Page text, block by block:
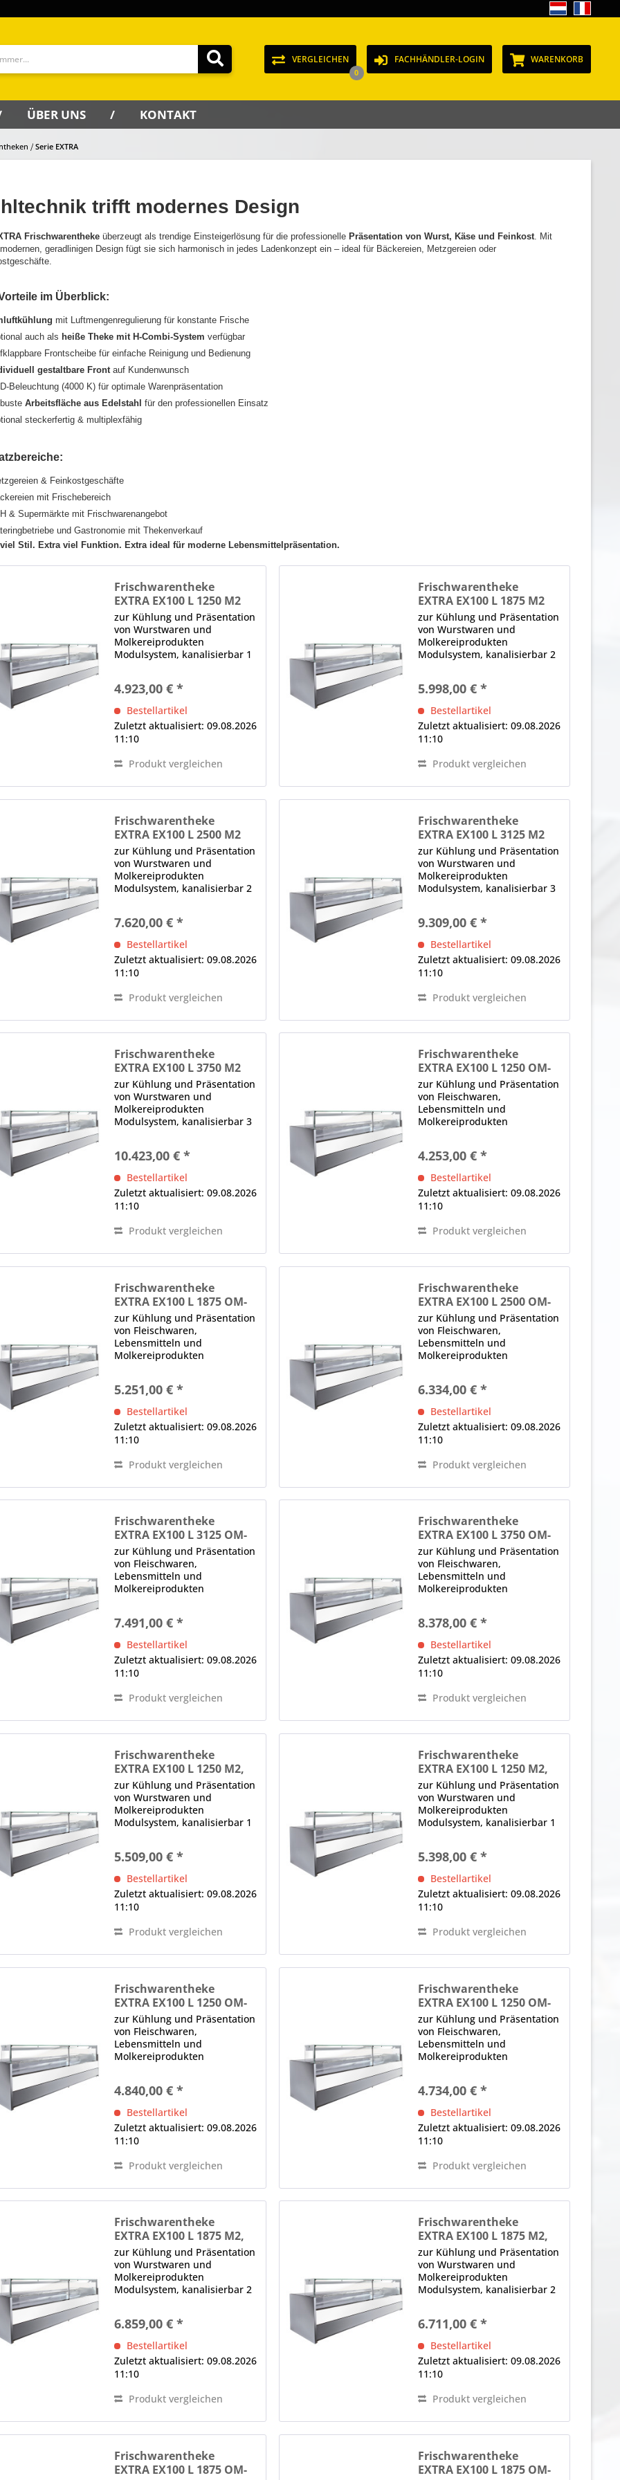
VERGLEICHEN
0
FACHHÄNDLER-LOGIN WARENKORB
ÜBER UNS KONTAKT
Serie EXTRA
trifft modernes Design
Frischwarentheke überzeugt als trendige Einsteigerlösung für die professionelle Präsentation von Wurst, Käse und Feinkost. Mit
geradlinigen Design fügt sie sich harmonisch in jedes Ladenkonzept ein – ideal für Bäckereien, Metzgereien oder
im Überblick:
mit Luftmengenregulierung für konstante Frische
auch als heiße Theke mit H-Combi-System verfügbar
Frontscheibe für einfache Reinigung und Bedienung
gestaltbare Frontauf Kundenwunsch
Beleuchtung (4000 K) für optimale Warenpräsentation
Arbeitsfläche aus Edelstahl für den professionellen Einsatz
steckerfertig & multiplexfähig
& Feinkostgeschäfte
mit Frischebereich
& Supermärkte mit Frischwarenangebot
und Gastronomie mit Thekenverkauf
Stil. Extra viel Funktion. Extra ideal für moderne Lebensmittelpräsentation.
Frischwarentheke
EXTRA EX100 L 1250 M2
zur Kühlung und Präsentation
von Wurstwaren und
Molkereiprodukten
Modulsystem, kanalisierbar 1
oben nach vorne kippbar,
Glasklemmen, Lieferung ohne
Seitenteile (Sonderzubehör)...
4.923,00 € *
Bestellartikel
Zuletzt aktualisiert: 09.08.2026
11:10
Produkt vergleichen
Frischwarentheke
EXTRA EX100 L 1875 M2
zur Kühlung und Präsentation
von Wurstwaren und
Molkereiprodukten
Modulsystem, kanalisierbar 2
oben nach vorne kippbar,
Glasklemmen, Lieferung ohne
Seitenteile (Sonderzubehör)...
5.998,00 € *
Bestellartikel
Zuletzt aktualisiert: 09.08.2026
11:10
Produkt vergleichen
Frischwarentheke
EXTRA EX100 L 2500 M2
zur Kühlung und Präsentation
von Wurstwaren und
Molkereiprodukten
Modulsystem, kanalisierbar 2
oben nach vorne kippbar,
Glasklemmen, Lieferung ohne
Seitenteile (Sonderzubehör)...
7.620,00 € *
Bestellartikel
Zuletzt aktualisiert: 09.08.2026
11:10
Produkt vergleichen
Frischwarentheke
EXTRA EX100 L 3125 M2
zur Kühlung und Präsentation
von Wurstwaren und
Molkereiprodukten
Modulsystem, kanalisierbar 3
oben nach vorne kippbar,
Glasklemmen, Lieferung ohne
Seitenteile (Sonderzubehör)...
9.309,00 € *
Bestellartikel
Zuletzt aktualisiert: 09.08.2026
11:10
Produkt vergleichen
Frischwarentheke
EXTRA EX100 L 3750 M2
zur Kühlung und Präsentation
von Wurstwaren und
Molkereiprodukten
Modulsystem, kanalisierbar 3
oben nach vorne kippbar,
Glasklemmen, Lieferung ohne
Seitenteile (Sonderzubehör)...
10.423,00 € *
Bestellartikel
Zuletzt aktualisiert: 09.08.2026
11:10
Produkt vergleichen
Frischwarentheke
EXTRA EX100 L 1250 OM-
R452 M2
zur Kühlung und Präsentation
von Fleischwaren,
Lebensmitteln und
Molkereiprodukten
gerade, H in mm: 590, von
oben nach vorne kippbar,
Glasklemmen, Lieferung ohne
Seitenteile...
4.253,00 € *
Bestellartikel
Zuletzt aktualisiert: 09.08.2026
11:10
Produkt vergleichen
Frischwarentheke
EXTRA EX100 L 1875 OM-
R452 M2
zur Kühlung und Präsentation
von Fleischwaren,
Lebensmitteln und
Molkereiprodukten
gerade, H in mm: 590, von
oben nach vorne kippbar,
Glasklemmen, Lieferung ohne
Seitenteile...
5.251,00 € *
Bestellartikel
Zuletzt aktualisiert: 09.08.2026
11:10
Produkt vergleichen
Frischwarentheke
EXTRA EX100 L 2500 OM-
R452 M2
zur Kühlung und Präsentation
von Fleischwaren,
Lebensmitteln und
Molkereiprodukten
gerade, H in mm: 590, von
oben nach vorne kippbar,
Glasklemmen, Lieferung ohne
Seitenteile...
6.334,00 € *
Bestellartikel
Zuletzt aktualisiert: 09.08.2026
11:10
Produkt vergleichen
Frischwarentheke
EXTRA EX100 L 3125 OM-
R452 M2
zur Kühlung und Präsentation
von Fleischwaren,
Lebensmitteln und
Molkereiprodukten
gerade, H in mm: 590, von
oben nach vorne kippbar,
Glasklemmen, Lieferung ohne
Seitenteile...
7.491,00 € *
Bestellartikel
Zuletzt aktualisiert: 09.08.2026
11:10
Produkt vergleichen
Frischwarentheke
EXTRA EX100 L 3750 OM-
R452 M2
zur Kühlung und Präsentation
von Fleischwaren,
Lebensmitteln und
Molkereiprodukten
gerade, H in mm: 590, von
oben nach vorne kippbar,
Glasklemmen, Lieferung ohne
Seitenteile...
8.378,00 € *
Bestellartikel
Zuletzt aktualisiert: 09.08.2026
11:10
Produkt vergleichen
Frischwarentheke
EXTRA EX100 L 1250 M2,
Nachtrollo
zur Kühlung und Präsentation
von Wurstwaren und
Molkereiprodukten
Modulsystem, kanalisierbar 1
oben nach vorne kippbar,
Glasklemmen, Lieferung ohne
Seitenteile (Sonderzubehör)...
5.509,00 € *
Bestellartikel
Zuletzt aktualisiert: 09.08.2026
11:10
Produkt vergleichen
Frischwarentheke
EXTRA EX100 L 1250 M2,
Schiebescheiben
zur Kühlung und Präsentation
von Wurstwaren und
Molkereiprodukten
Modulsystem, kanalisierbar 1
oben nach vorne kippbar,
Glasklemmen, Lieferung ohne
Seitenteile (Sonderzubehör)...
5.398,00 € *
Bestellartikel
Zuletzt aktualisiert: 09.08.2026
11:10
Produkt vergleichen
Frischwarentheke
EXTRA EX100 L 1250 OM-
R452 M2, Nachtrollo
zur Kühlung und Präsentation
von Fleischwaren,
Lebensmitteln und
Molkereiprodukten
gerade, H in mm: 590, von
oben nach vorne kippbar,
Glasklemmen, Lieferung ohne
Seitenteile...
4.840,00 € *
Bestellartikel
Zuletzt aktualisiert: 09.08.2026
11:10
Produkt vergleichen
Frischwarentheke
EXTRA EX100 L 1250 OM-
R452 M2, Schiebescheiben
zur Kühlung und Präsentation
von Fleischwaren,
Lebensmitteln und
Molkereiprodukten
gerade, H in mm: 590, von
oben nach vorne kippbar,
Glasklemmen, Lieferung ohne
Seitenteile...
4.734,00 € *
Bestellartikel
Zuletzt aktualisiert: 09.08.2026
11:10
Produkt vergleichen
Frischwarentheke
EXTRA EX100 L 1875 M2,
Nachtrollo
zur Kühlung und Präsentation
von Wurstwaren und
Molkereiprodukten
Modulsystem, kanalisierbar 2
oben nach vorne kippbar,
Glasklemmen, Lieferung ohne
Seitenteile (Sonderzubehör)...
6.859,00 € *
Bestellartikel
Zuletzt aktualisiert: 09.08.2026
11:10
Produkt vergleichen
Frischwarentheke
EXTRA EX100 L 1875 M2,
Schiebescheiben
zur Kühlung und Präsentation
von Wurstwaren und
Molkereiprodukten
Modulsystem, kanalisierbar 2
oben nach vorne kippbar,
Glasklemmen, Lieferung ohne
Seitenteile (Sonderzubehör)...
6.711,00 € *
Bestellartikel
Zuletzt aktualisiert: 09.08.2026
11:10
Produkt vergleichen
Frischwarentheke
EXTRA EX100 L 1875 OM-
Frischwarentheke
EXTRA EX100 L 1875 OM-